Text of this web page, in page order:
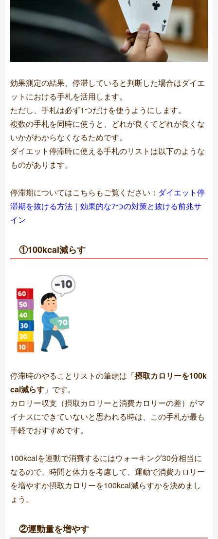
効果測定の結果、停滞していると判断した場合はダイエ
ットにおける手札を活用します。
ただし、手札は必ず1つだけを使うようにします。
複数の手札を同時に使うと、どれが良くてどれが良くな
いかがわからなくなるためです。
ダイエット停滞時に使える手札のリストは以下のような
ものがあります。
停滞期についてはこちらもご覧ください： ダイエット停
滞期を抜ける方法｜効果的な7つの対策と抜ける前兆サ
イン
①100kcal減らす
停滞時のやることリストの筆頭は「摂取カロリーを100k
cal減らす 」です。
カロリー収支（摂取カロリーと消費カロリーの差）がマ
イナスにできていないと思われる時は、この手札が最も
手軽でおすすめです。
100kcalを運動で消費するにはウォーキング30分相当に
なるので、時間と体力を考慮して、運動で消費カロリー
を増やすか摂取カロリーを100kcal減らすかを決めまし
ょう。
②運動量を増やす